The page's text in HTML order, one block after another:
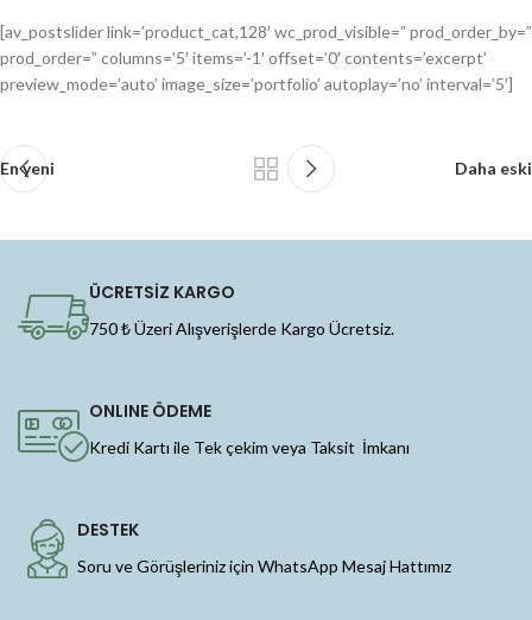
[av_postslider link=’product_cat,128′ wc_prod_visible=” prod_order_by=”
prod_order=” columns=’5′ items=’-1′ offset=’0′ contents=’excerpt’
preview_mode=’auto’ image_size=’portfolio’ autoplay=’no’ interval=’5′]
En yeni Daha eski
ÜCRETSİZ KARGO
750 ₺ Üzeri Alışverişlerde Kargo Ücretsiz.
ONLINE ÖDEME
Kredi Kartı ile Tek çekim veya Taksit İmkanı
DESTEK
Soru ve Görüşleriniz için WhatsApp Mesaj Hattımız